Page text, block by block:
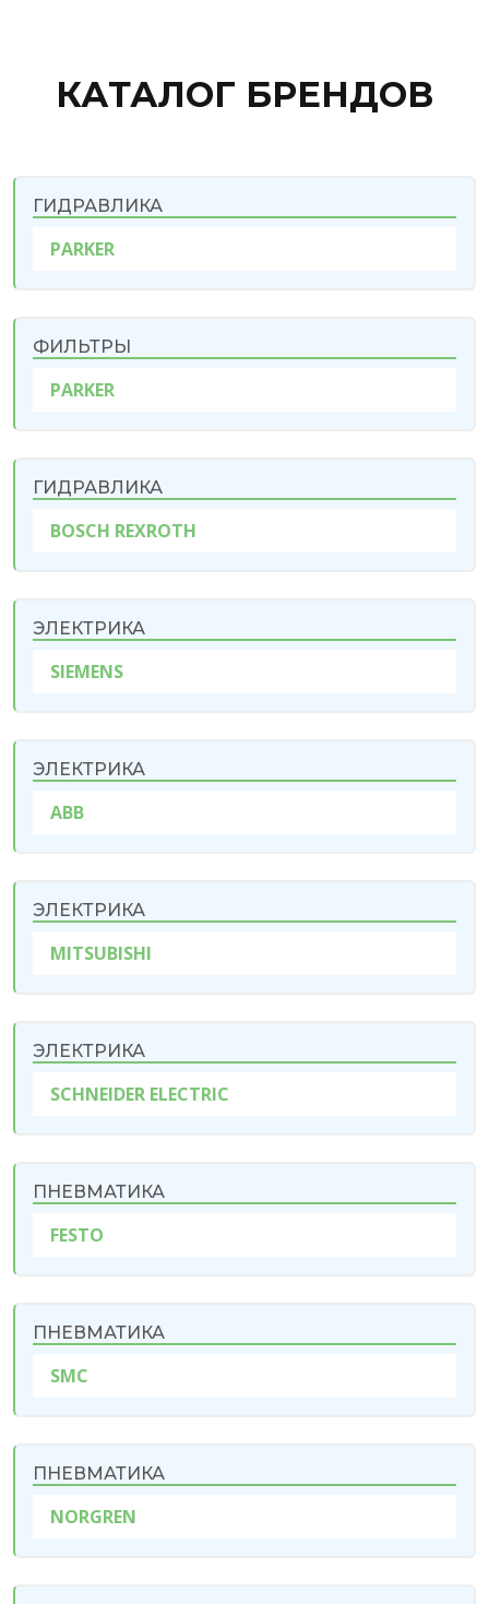
КАТАЛОГ БРЕНДОВ
ГИДРАВЛИКА
PARKER
ФИЛЬТРЫ
PARKER
ГИДРАВЛИКА
BOSCH REXROTH
ЭЛЕКТРИКА
SIEMENS
ЭЛЕКТРИКА
ABB
ЭЛЕКТРИКА
MITSUBISHI
ЭЛЕКТРИКА
SCHNEIDER ELECTRIC
ПНЕВМАТИКА
FESTO
ПНЕВМАТИКА
SMC
ПНЕВМАТИКА
NORGREN